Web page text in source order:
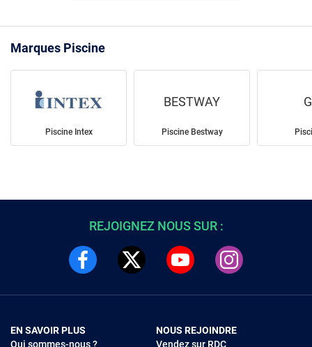
Marques Piscine
Piscine Intex
BESTWAY
Piscine Bestway
REJOIGNEZ NOUS SUR :
EN SAVOIR PLUS
Qui sommes-nous ?
NOUS REJOINDRE
Vendez sur RDC